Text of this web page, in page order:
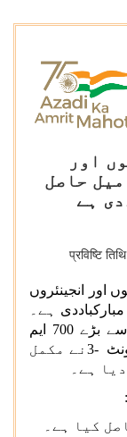
اور
حاصل
ہے
प्रविष्टि
اور انجینئروں
ہے۔
گجرات میں اندرون ملک تیار پہلے سب سے بڑے 700 ایم
ڈبلیو ای کھڑ ک پور نیوکلیائی پاور پلانٹ یونٹ -3نے مکمل
ہے۔
کیا ہے۔